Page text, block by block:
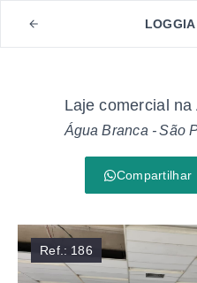
Laje comercial
Água Branca - São
Compartilhar
Ref.: 186